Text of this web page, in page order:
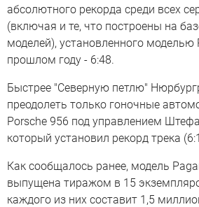
абсолютного рекорда среди всех
(включая и те, что построены на
моделей), установленного моделью
прошлом году - 6:48.
Быстрее "Северную петлю"
преодолеть только гоночные
Porsche 956 под управлением
который установил рекорд трека
Как сообщалось ранее, модель
выпущена тиражом в 15
каждого из них составит 1,5